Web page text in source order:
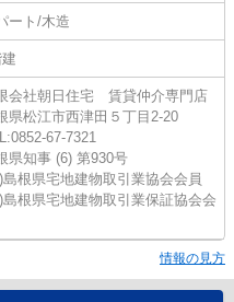
ート/木造
会社朝日住宅 賃貸仲介専門店
県松江市西津田５丁目2-20
67-7321
県知事 (6) 第930号
島根県宅地建物取引業協会会員
島根県宅地建物取引業保証協会会
情報の見方